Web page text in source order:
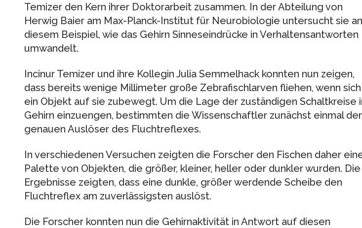
Temizer den Kern ihrer Doktorarbeit zusammen. In der Abteilung von
Herwig Baier am Max-Planck-Institut für Neurobiologie untersucht sie an
diesem Beispiel, wie das Gehirn Sinneseindrücke in Verhaltensantworten
umwandelt.
Incinur Temizer und ihre Kollegin Julia Semmelhack konnten nun zeigen,
dass bereits wenige Millimeter große Zebrafischlarven fliehen, wenn sich
ein Objekt auf sie zubewegt. Um die Lage der zuständigen Schaltkreise
Gehirn einzuengen, bestimmten die Wissenschaftler zunächst einmal
genauen Auslöser des Fluchtreflexes.
In verschiedenen Versuchen zeigten die Forscher den Fischen daher
Palette von Objekten, die größer, kleiner, heller oder dunkler wurden. Die
Ergebnisse zeigten, dass eine dunkle, größer werdende Scheibe den
Fluchtreflex am zuverlässigsten auslöst.
Die Forscher konnten nun die Gehirnaktivität in Antwort auf diesen